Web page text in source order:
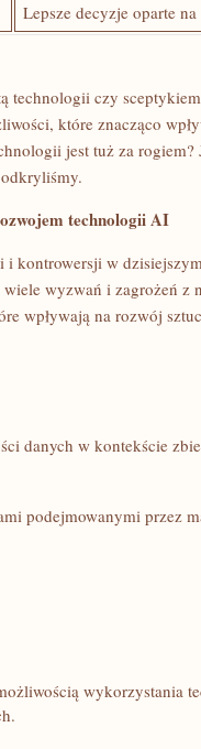
Lepsze decyzje oparte
technologii czy⁤
‌które znacząco
jest tuż za
‌technologii AI
i kontrowersji ⁢w
wyzwań i zagrożeń z
wpływają na ⁣rozwój
danych w kontekście
podejmowanymi​ przez
wykorzystania‍